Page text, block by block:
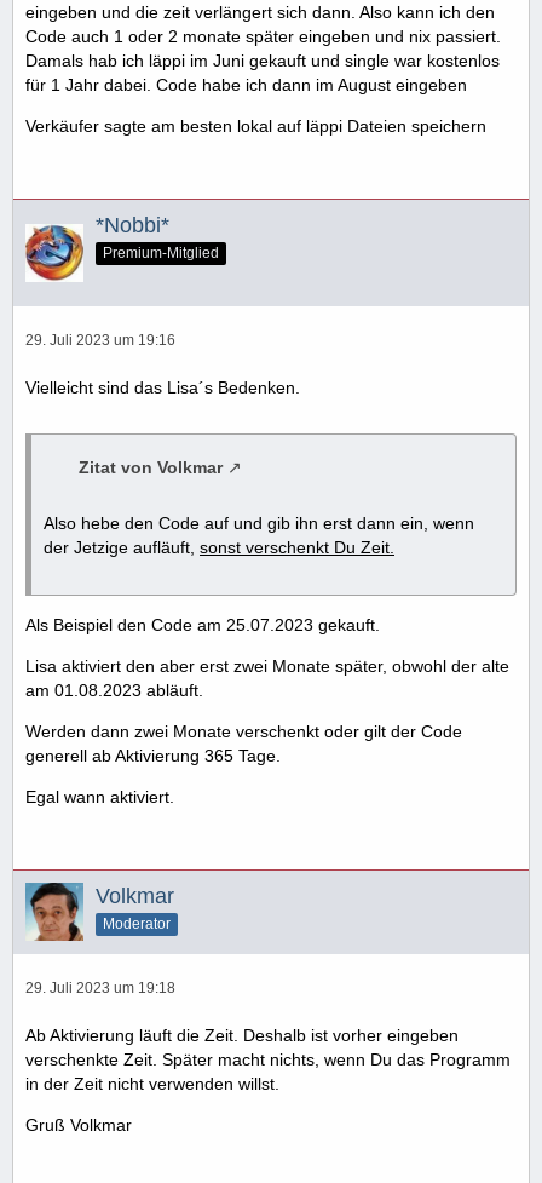
eingeben und die zeit verlängert sich dann. Also kann ich den
Code auch 1 oder 2 monate später eingeben und nix passiert.
Damals hab ich läppi im Juni gekauft und single war kostenlos
für 1 Jahr dabei. Code habe ich dann im August eingeben
Verkäufer sagte am besten lokal auf läppi Dateien speichern
*Nobbi*
Premium-Mitglied
29. Juli 2023 um 19:16
Vielleicht sind das Lisa´s Bedenken.
Zitat von Volkmar
Also hebe den Code auf und gib ihn erst dann ein, wenn
der Jetzige aufläuft, sonst verschenkt Du Zeit.
Als Beispiel den Code am 25.07.2023 gekauft.
Lisa aktiviert den aber erst zwei Monate später, obwohl der alte
am 01.08.2023 abläuft.
Werden dann zwei Monate verschenkt oder gilt der Code
generell ab Aktivierung 365 Tage.
Egal wann aktiviert.
Volkmar
Moderator
29. Juli 2023 um 19:18
Ab Aktivierung läuft die Zeit. Deshalb ist vorher eingeben
verschenkte Zeit. Später macht nichts, wenn Du das Programm
in der Zeit nicht verwenden willst.
Gruß Volkmar